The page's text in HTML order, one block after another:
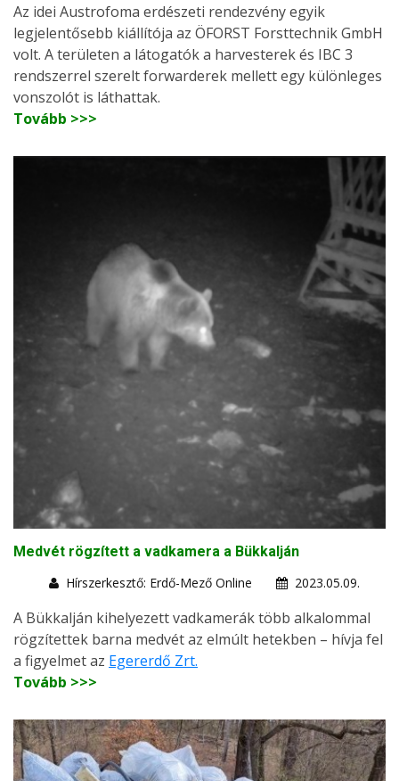
Az idei Austrofoma erdészeti rendezvény egyik
legjelentősebb kiállítója az ÖFORST Forsttechnik GmbH
volt. A területen a látogatók a harvesterek és IBC 3
rendszerrel szerelt forwarderek mellett egy különleges
vonszolót is láthattak.
Tovább >>>
Medvét rögzített a vadkamera a Bükkalján
Hírszerkesztő: Erdő-Mező Online
2023.05.09.
A Bükkalján kihelyezett vadkamerák több alkalommal
rögzítettek barna medvét az elmúlt hetekben – hívja fel
a figyelmet az Egererdő Zrt.
Tovább >>>